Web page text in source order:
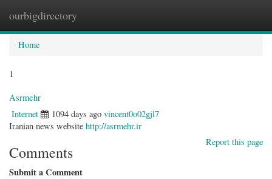
ourbigdirectory
Home
1
Asrmehr
Internet 1094 days ago vincent0o02gjl7
Iranian news website http://asrmehr.ir
Report this page
Comments
Submit a Comment